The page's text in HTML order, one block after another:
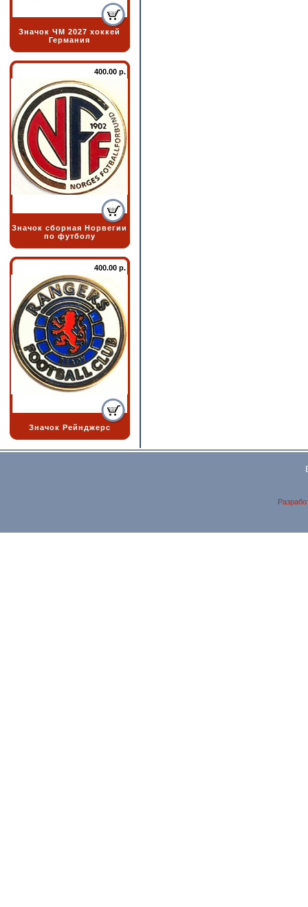
Значок ЧМ 2027 хоккей
Германия
400.00 р.
Значок сборная Норвегии
по футболу
400.00 р.
Значок Рейнджерс